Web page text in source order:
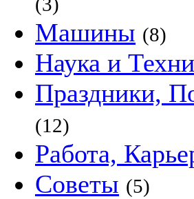
Машины (8)
Наука и
Праздники,
(12)
Работа,
Советы (5)